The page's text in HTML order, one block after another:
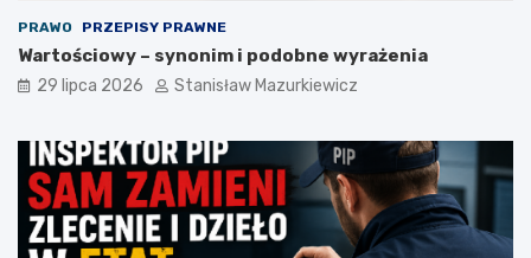
PRAWO PRZEPISY PRAWNE
Wartościowy – synonim i podobne wyrażenia
29 lipca 2026 Stanisław Mazurkiewicz